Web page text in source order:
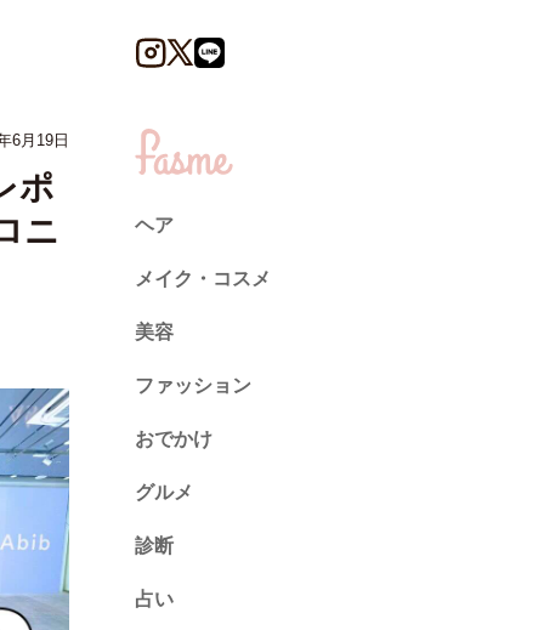
6月19日
ポ
ニ
ヘア
メイク・コスメ
美容
ファッション
トレンド
ネイル
おでかけ
グルメ
診断
診断
占い